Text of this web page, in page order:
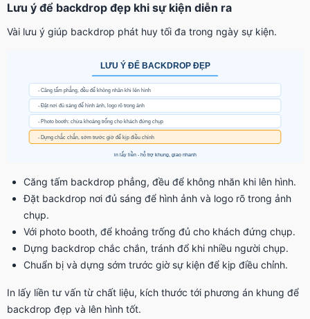
Lưu ý để backdrop đẹp khi sự kiện diễn ra
Vài lưu ý giúp backdrop phát huy tối đa trong ngày sự kiện.
Căng tấm backdrop phẳng, đều để không nhăn khi lên hình.
Đặt backdrop nơi đủ sáng để hình ảnh và logo rõ trong ảnh
chụp.
Với photo booth, để khoảng trống đủ cho khách đứng chụp.
Dựng backdrop chắc chắn, tránh đổ khi nhiều người chụp.
Chuẩn bị và dựng sớm trước giờ sự kiện để kịp điều chỉnh.
In lấy liền tư vấn từ chất liệu, kích thước tới phương án khung để
backdrop đẹp và lên hình tốt.